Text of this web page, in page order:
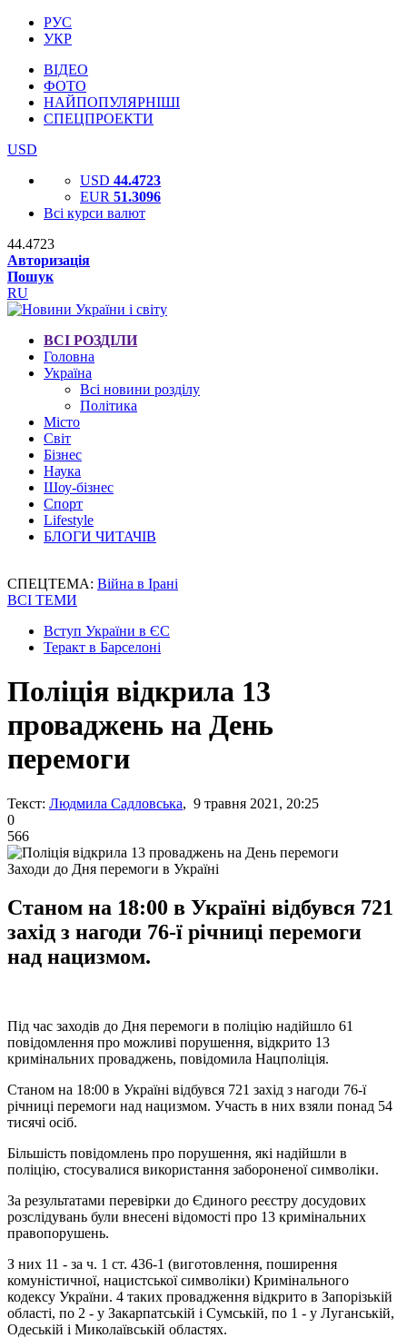
РУС
УКР
ВІДЕО
ФОТО
НАЙПОПУЛЯРНІШІ
СПЕЦПРОЕКТИ
USD
USD 44.4723
EUR 51.3096
Всі курси валют
44.4723
Авторизація
Пошук
RU
ВСІ РОЗДІЛИ
Головна
Україна
Всі новини розділу
Політика
Місто
Світ
Бізнес
Наука
Шоу-бізнес
Спорт
Lifestyle
БЛОГИ ЧИТАЧІВ
СПЕЦТЕМА: Війна в Ірані
ВСІ ТЕМИ
Вступ України в ЄС
Теракт в Барселоні
Поліція відкрила 13
проваджень на День
перемоги
Текст: Людмила Садловська, 9 травня 2021, 20:25
0
566
Заходи до Дня перемоги в Україні
Станом на 18:00 в Україні відбувся 721
захід з нагоди 76-ї річниці перемоги
над нацизмом.
Під час заходів до Дня перемоги в поліцію надійшло 61
повідомлення про можливі порушення, відкрито 13
кримінальних проваджень, повідомила Нацполіція.
Станом на 18:00 в Україні відбувся 721 захід з нагоди 76-ї
річниці перемоги над нацизмом. Участь в них взяли понад 54
тисячі осіб.
Більшість повідомлень про порушення, які надійшли в
поліцію, стосувалися використання забороненої символіки.
За результатами перевірки до Єдиного реєстру досудових
розслідувань були внесені відомості про 13 кримінальних
правопорушень.
З них 11 - за ч. 1 ст. 436-1 (виготовлення, поширення
комуністичної, нацистської символіки) Кримінального
кодексу України. 4 таких провадження відкрито в Запорізькій
області, по 2 - у Закарпатській і Сумській, по 1 - у Луганській,
Одеській і Миколаївській областях.